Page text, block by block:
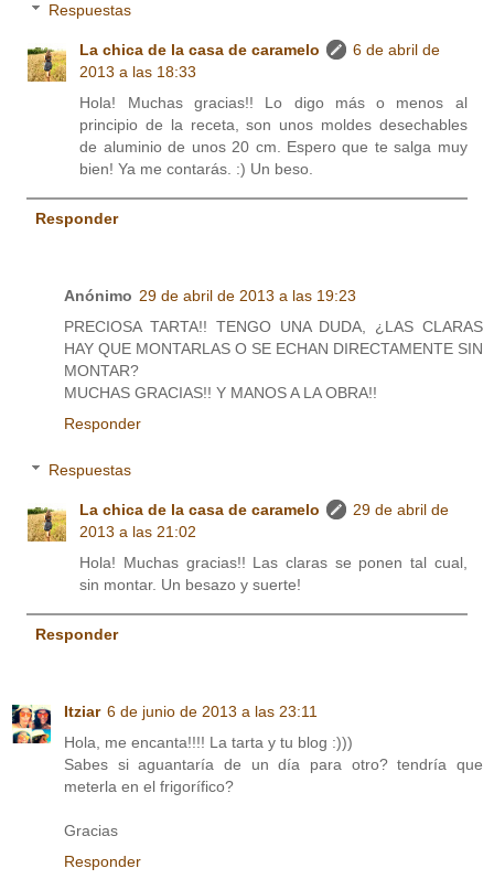
Respuestas
La chica de la casa de caramelo
6 de abril de
2013 a las 18:33
Hola! Muchas gracias!! Lo digo más o menos al
principio de la receta, son unos moldes desechables
de aluminio de unos 20 cm. Espero que te salga muy
bien! Ya me contarás. :) Un beso.
Responder
Anónimo 29 de abril de 2013 a las 19:23
PRECIOSA TARTA!! TENGO UNA DUDA, ¿LAS CLARAS
HAY QUE MONTARLAS O SE ECHAN DIRECTAMENTE SIN
MONTAR?
MUCHAS GRACIAS!! Y MANOS A LA OBRA!!
Responder
Respuestas
La chica de la casa de caramelo
29 de abril de
2013 a las 21:02
Hola! Muchas gracias!! Las claras se ponen tal cual,
sin montar. Un besazo y suerte!
Responder
Itziar 6 de junio de 2013 a las 23:11
Hola, me encanta!!!! La tarta y tu blog :)))
Sabes si aguantaría de un día para otro? tendría que
meterla en el frigorífico?
Gracias
Responder